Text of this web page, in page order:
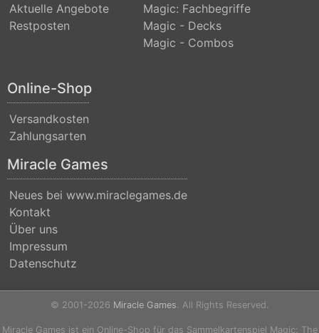
2021
(Strixhaven)
Commander
Anthology
II
Commander
Legends
Commander
Legends:
Battle
Baldurs
Gate
Aktuelle Angebote
Restposten
Magic: Fachbegriffe
Magic - Decks
Magic - Combos
Online-Shop
Versandkosten
Zahlungsarten
Miracle Games
Neues bei www.miraclegames.de
Kontakt
Über uns
Impressum
Datenschutz
© 2001-2026 Miracle Games . All Rights Reserved.
Miracle Games ist ein Online-Shop für das Sammelkartenspiel Magic: The